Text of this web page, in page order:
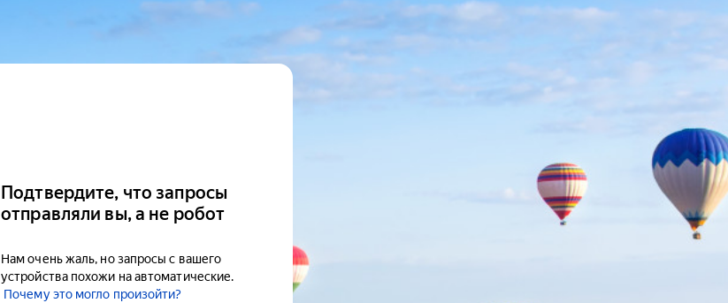
Подтвердите, что запросы
отправляли вы, а не робот
Нам очень жаль, но запросы с вашего
устройства похожи на автоматические.
Почему это могло произойти?